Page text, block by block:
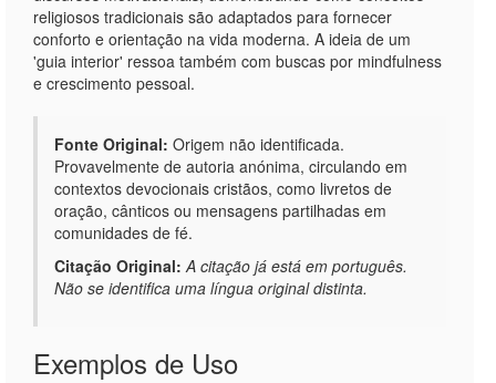
religiosos tradicionais são adaptados para fornecer
conforto e orientação na vida moderna. A ideia de um
'guia interior' ressoa também com buscas por mindfulness
e crescimento pessoal.
Fonte Original: Origem não identificada.
Provavelmente de autoria anónima, circulando em
contextos devocionais cristãos, como livretos de
oração, cânticos ou mensagens partilhadas em
comunidades de fé.
Citação Original: A citação já está em português.
Não se identifica uma língua original distinta.
Exemplos de Uso